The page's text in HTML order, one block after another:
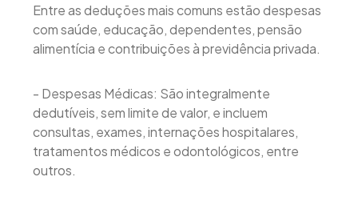
Entre as deduções mais comuns estão despesas
com saúde, educação, dependentes, pensão
alimentícia e contribuições à previdência privada.
- Despesas Médicas: São integralmente
dedutíveis, sem limite de valor, e incluem
consultas, exames, internações hospitalares,
tratamentos médicos e odontológicos, entre
outros.